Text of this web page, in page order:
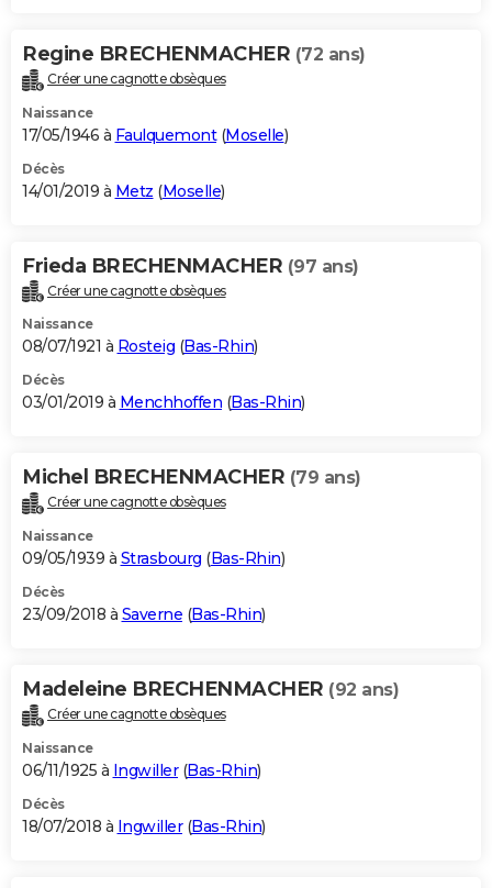
Regine BRECHENMACHER (72 ans)
Créer une cagnotte obsèques
Naissance
17/05/1946 à Faulquemont(Moselle)
Décès
14/01/2019 à Metz (Moselle)
Frieda BRECHENMACHER (97 ans)
Créer une cagnotte obsèques
Naissance
08/07/1921 à Rosteig (Bas-Rhin)
Décès
03/01/2019 à Menchhoffen (Bas-Rhin)
Michel BRECHENMACHER (79 ans)
Créer une cagnotte obsèques
Naissance
09/05/1939 à Strasbourg (Bas-Rhin)
Décès
23/09/2018 à Saverne (Bas-Rhin)
Madeleine BRECHENMACHER (92 ans)
Créer une cagnotte obsèques
Naissance
06/11/1925 à Ingwiller(Bas-Rhin)
Décès
18/07/2018 à Ingwiller(Bas-Rhin)